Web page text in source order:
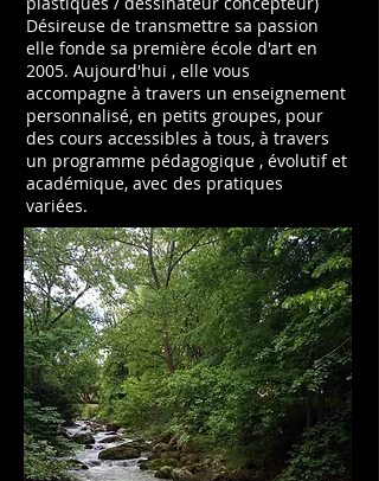
Désireuse de transmettre sa passion
elle fonde sa première école d'art en
2005. Aujourd'hui , elle vous
accompagne à travers un enseignement
personnalisé, en petits groupes, pour
des cours accessibles à tous, à travers
un programme pédagogique , évolutif et
académique, avec des pratiques
variées.